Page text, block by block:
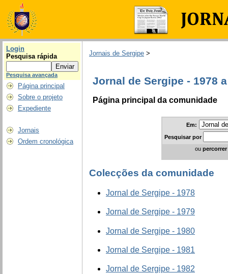
Login
Pesquisa rápida
Pesquisa avançada
Página principal
Sobre o projeto
Expediente
Jornais
Ordem cronológica
Jornais de Sergipe >
Jornal de Sergipe - 1978
Página principal da comunidade
Em:
Pesquisarpor
ou percorrer
Colecções da comunidade
Jornal de Sergipe - 1978
Jornal de Sergipe - 1979
Jornal de Sergipe - 1980
Jornal de Sergipe - 1981
Jornal de Sergipe - 1982